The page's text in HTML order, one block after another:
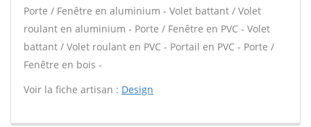
Porte / Fenêtre en aluminium - Volet battant / Volet
roulant en aluminium - Porte / Fenêtre en PVC - Volet
battant / Volet roulant en PVC - Portail en PVC - Porte /
Fenêtre en bois -
Voir la fiche artisan : Design